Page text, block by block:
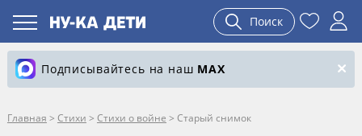
Поиск
Подписывайтесь на наш MAX
Главная > Стихи > Стихи о войне > Старый снимок